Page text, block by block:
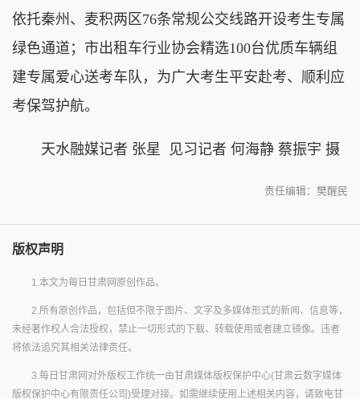
依托秦州、麦积两区76条常规公交线路开设考生专属
绿色通道；市出租车行业协会精选100台优质车辆组
建专属爱心送考车队，为广大考生平安赴考、顺利应
考保驾护航。
天水融媒记者 张星 见习记者 何海静 蔡振宇 摄
责任编辑：樊醒民
版权声明
1.本文为每日甘肃网原创作品。
2.所有原创作品，包括但不限于图片、文字及多媒体形式的新闻、信息等，
未经著作权人合法授权，禁止一切形式的下载、转载使用或者建立镜像。违者
将依法追究其相关法律责任。
3.每日甘肃网对外版权工作统一由甘肃媒体版权保护中心(甘肃云数字媒体
版权保护中心有限责任公司)受理对接。如需继续使用上述相关内容，请致电甘